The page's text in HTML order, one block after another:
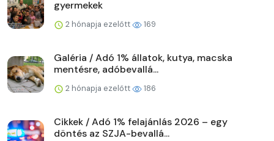
gyermekek
2 hónapja ezelőtt 169
Galéria / Adó 1% állatok, kutya, macska
mentésre, adóbevallá...
2 hónapja ezelőtt 186
Cikkek / Adó 1% felajánlás 2026 – egy
döntés az SZJA-bevallá...